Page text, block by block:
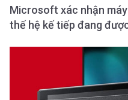
Microsoft xác nhận
thế hệ kế tiếp đang